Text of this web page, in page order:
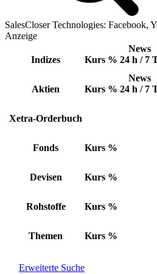
SalesCloser Technologies: Facebook,
Anzeige
Indizes Kurs %
News
24 h / 7
Aktien Kurs %
News
24 h / 7
Xetra-Orderbuch
Fonds Kurs %
Devisen Kurs %
Rohstoffe Kurs %
Themen Kurs %
Erweiterte Suche